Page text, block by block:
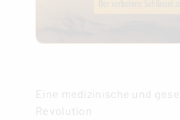
Eine medizinische und
Revolution